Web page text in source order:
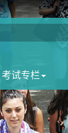
考试专栏